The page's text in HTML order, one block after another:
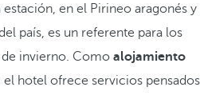
estación, en el Pirineo aragonés y
país, es un referente para los
invierno. Como alojamiento
el hotel ofrece servicios pensados